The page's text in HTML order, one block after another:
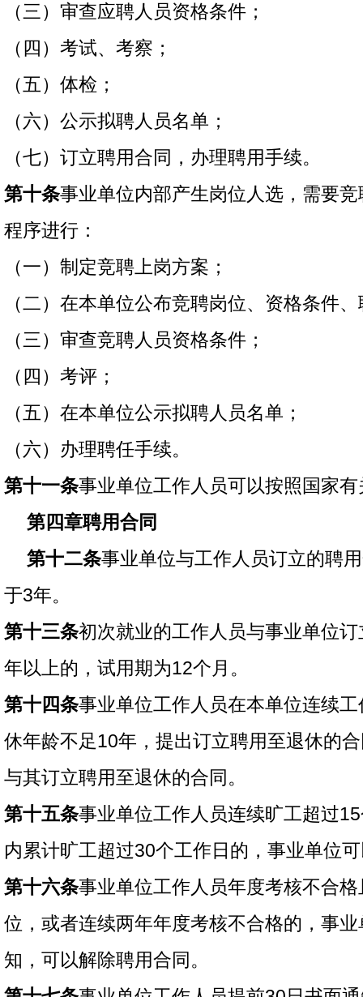
（三）审查应聘人员资格条件；
（四）考试、考察；
（五）体检；
（六）公示拟聘人员名单；
（七）订立聘用合同，办理聘用手续。
第十条事业单位内部产生岗位人选，需要
程序进行：
（一）制定竞聘上岗方案；
（二）在本单位公布竞聘岗位、资格条件
（三）审查竞聘人员资格条件；
（四）考评；
（五）在本单位公示拟聘人员名单；
（六）办理聘任手续。
第十一条事业单位工作人员可以按照国家
第四章聘用合同
第十二条事业单位与工作人员订立的聘
于3年。
第十三条初次就业的工作人员与事业单位
年以上的，试用期为12个月。
第十四条事业单位工作人员在本单位连续
休年龄不足10年，提出订立聘用至退休的
与其订立聘用至退休的合同。
第十五条事业单位工作人员连续旷工超过
内累计旷工超过30个工作日的，事业单位
第十六条事业单位工作人员年度考核不合
位，或者连续两年年度考核不合格的，事
知，可以解除聘用合同。